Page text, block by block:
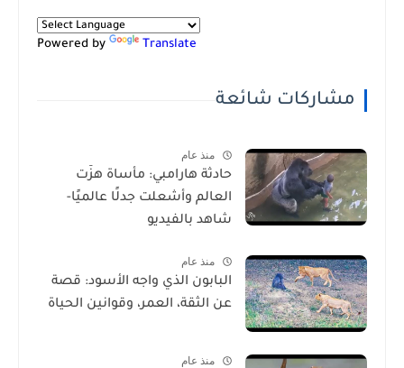
Powered by Translate
مشاركات شائعة
منذ عام
حادثة هارامبي: مأساة هزّت
العالم وأشعلت جدلًا عالميًا-
شاهد بالفيديو
منذ عام
البابون الذي واجه الأسود: قصة
عن الثقة، العمر، وقوانين الحياة
منذ عام